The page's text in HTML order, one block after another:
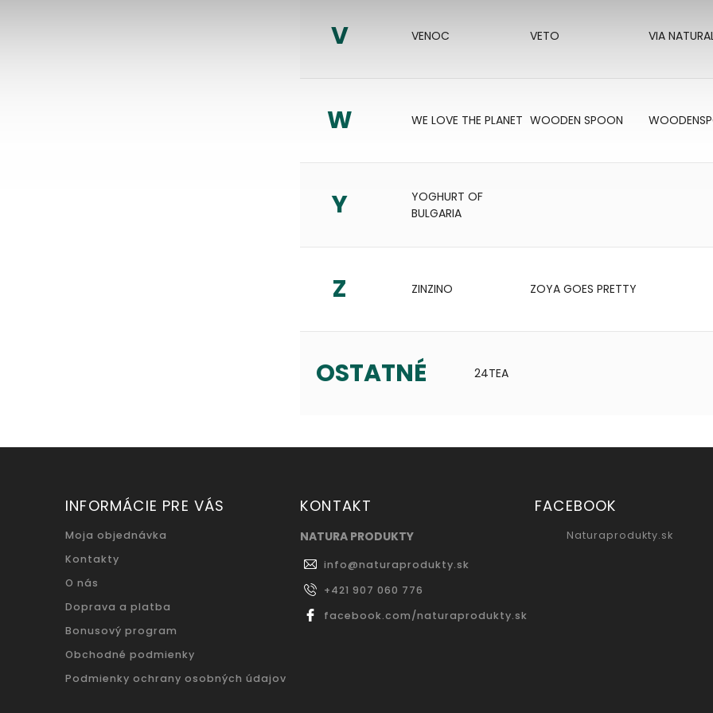
V VENOC VETO VIA
W WE LOVE THE PLANET WOODEN SPOON
Y
YOGHURT OF
BULGARIA
Z ZINZINO ZOYA GOES PRETTY
OSTATNÉ 24TEA
INFORMÁCIE PRE VÁS
Moja objednávka
Kontakty
O nás
Doprava a platba
Bonusový program
Obchodné podmienky
Podmienky ochrany osobných údajov
KONTAKT
NATURA PRODUKTY
info@naturaprodukty.sk
+421 907 060 776
facebook.com/naturaprodukty.sk
FACEBOOK
Naturaprodukty.sk